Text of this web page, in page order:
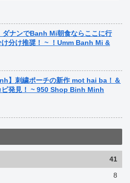
ダナンでBanh Mi朝食ならここに行
け分け推奨！ ~ ！Umm Banh Mi &
】刺繍ポーチの新作 mot hai ba！＆
ピ発見！ ~ 950 Shop Binh Minh
41
8